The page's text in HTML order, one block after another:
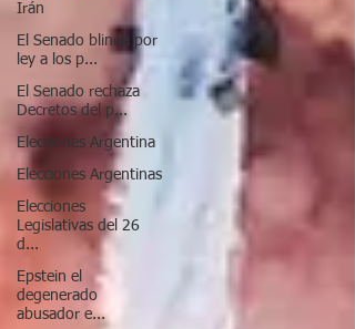
Irán
El Senado blinda por
ley a los p...
El Senado rechaza
Decretos del p...
Elecciones Argentina
Elecciones Argentinas
Elecciones
Legislativas del 26
d...
Epstein el
degenerado
abusador e...